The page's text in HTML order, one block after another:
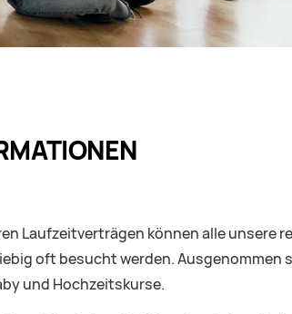
Laufzeitverträgen können alle unsere
oft besucht werden. Ausgenommen
und Hochzeitskurse.